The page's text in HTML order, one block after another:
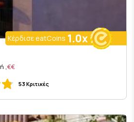
Κέρδισε eatCoins 1.0x
€€
53 Κριτικές